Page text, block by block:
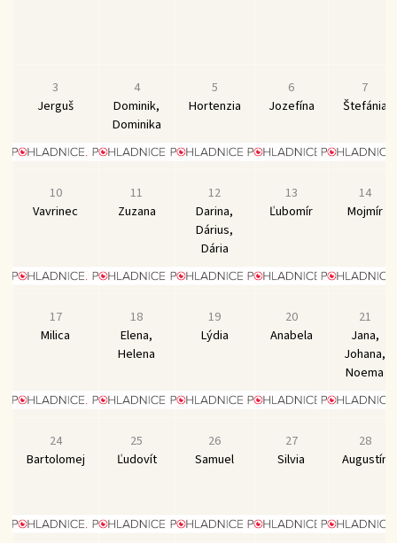
3
Jerguš
4
Dominik,
Dominika
5
Hortenzia
6
Jozefína
7
Štefánia
10
Vavrinec
11
Zuzana
12
Darina,
Dárius,
Dária
13
Ľubomír
14
Mojmír
17
Milica
18
Elena,
Helena
19
Lýdia
20
Anabela
21
Jana,
Johana,
Noema
24
Bartolomej
25
Ľudovít
26
Samuel
27
Silvia
28
Augustín